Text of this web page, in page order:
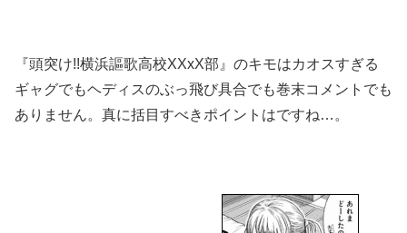
『頭突け!!横浜謳歌高校XXxX部』のキモはカオスすぎる
ギャグでもヘディスのぶっ飛び具合でも巻末コメントでも
ありません。真に括目すべきポイントはですね…。